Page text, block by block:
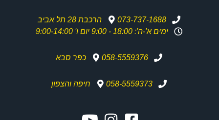
073-737-1688
הרכבת 28 תל אביב
ימים א'-ה': 18:00 - 9:00 יום ו' 9:00-14:00
058-5559376 כפר סבא
058-5559373 חיפה והצפון